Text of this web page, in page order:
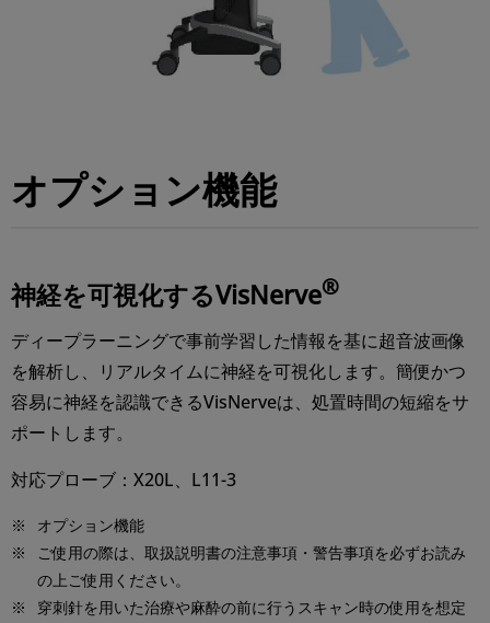
オプション機能
神経を可視化する VisNerve®
ディープラーニングで事前学習した情報を基に超⾳波画像
を解析し、リアルタイムに神経を可視化します。簡便かつ
容易に神経を認識できるVisNerveは、処置時間の短縮をサ
ポートします。
対応プローブ：X20L、L11-3
※
オプション機能
※
ご使⽤の際は、取扱説明書の注意事項・警告事項を必ずお読み
の上ご使⽤ください。
※
穿刺針を⽤いた治療や⿇酔の前に⾏うスキャン時の使⽤を想定